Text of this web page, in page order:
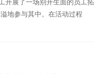
开展了一场别开生面的员工拓
地参与其中。在活动过程